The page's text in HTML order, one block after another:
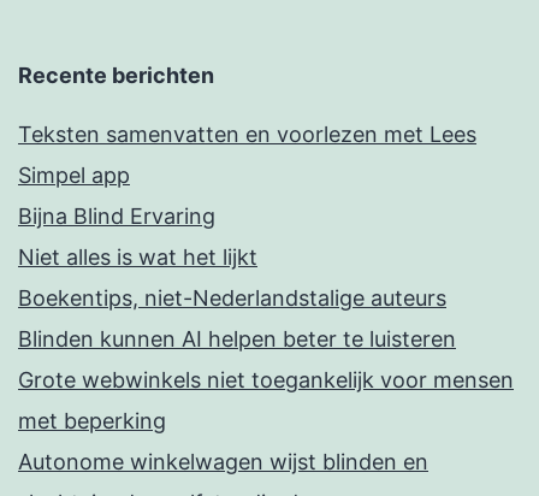
Recente berichten
Teksten samenvatten en voorlezen met Lees
Simpel app
Bijna Blind Ervaring
Niet alles is wat het lijkt
Boekentips, niet-Nederlandstalige auteurs
Blinden kunnen AI helpen beter te luisteren
Grote webwinkels niet toegankelijk voor mensen
met beperking
Autonome winkelwagen wijst blinden en